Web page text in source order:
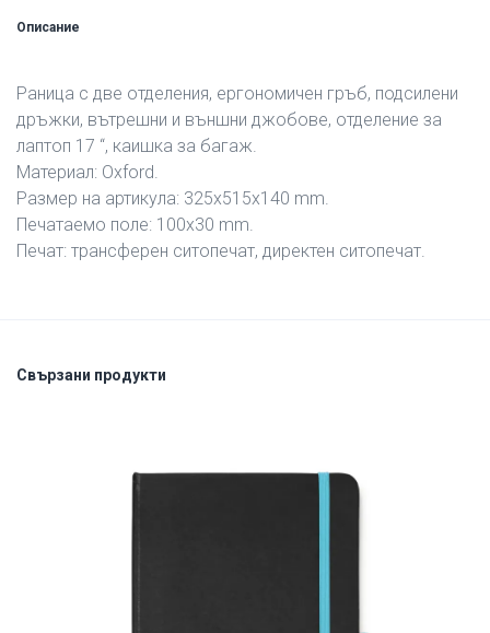
Описание
Раница с две отделения, ергономичен гръб, подсилени
дръжки, вътрешни и външни джобове, отделение за
лаптоп 17 “, каишка за багаж.
Материал: Oxford.
Размер на артикула: 325х515х140 mm.
Печатаемо поле: 100х30 mm.
Печат: трансферен ситопечат, директен ситопечат.
Свързани продукти